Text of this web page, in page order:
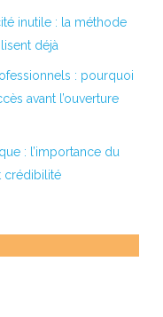
inutile : la méthode
déjà
: pourquoi
avant l’ouverture
: l’importance du
crédibilité